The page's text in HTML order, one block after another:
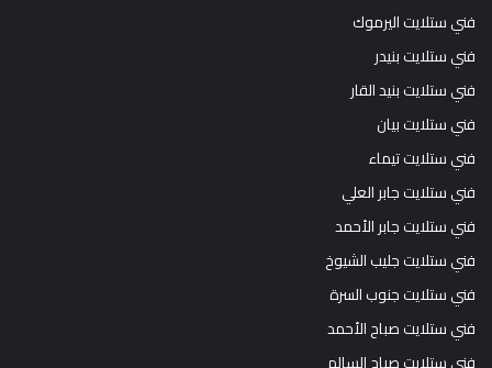
فني ستلايت اليرموك
فني ستلايت بنيدر
فني ستلايت بنيد القار
فني ستلايت بيان
فني ستلايت تيماء
فني ستلايت جابر العلي
فني ستلايت جابر الأحمد
فني ستلايت جليب الشيوخ
فني ستلايت جنوب السرة
فني ستلايت صباح الأحمد